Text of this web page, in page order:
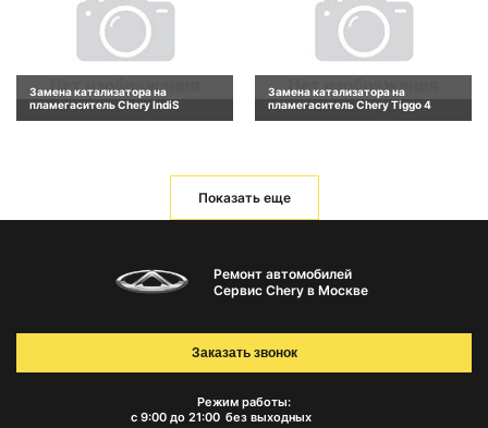
Замена катализатора на
пламегаситель Chery IndiS
Замена катализатора на
пламегаситель Chery Tiggo 4
Показать еще
Ремонт автомобилей
Сервис Chery в Москве
Режим работы:
с 9:00 до 21:00 без выходных
Заказать звонок